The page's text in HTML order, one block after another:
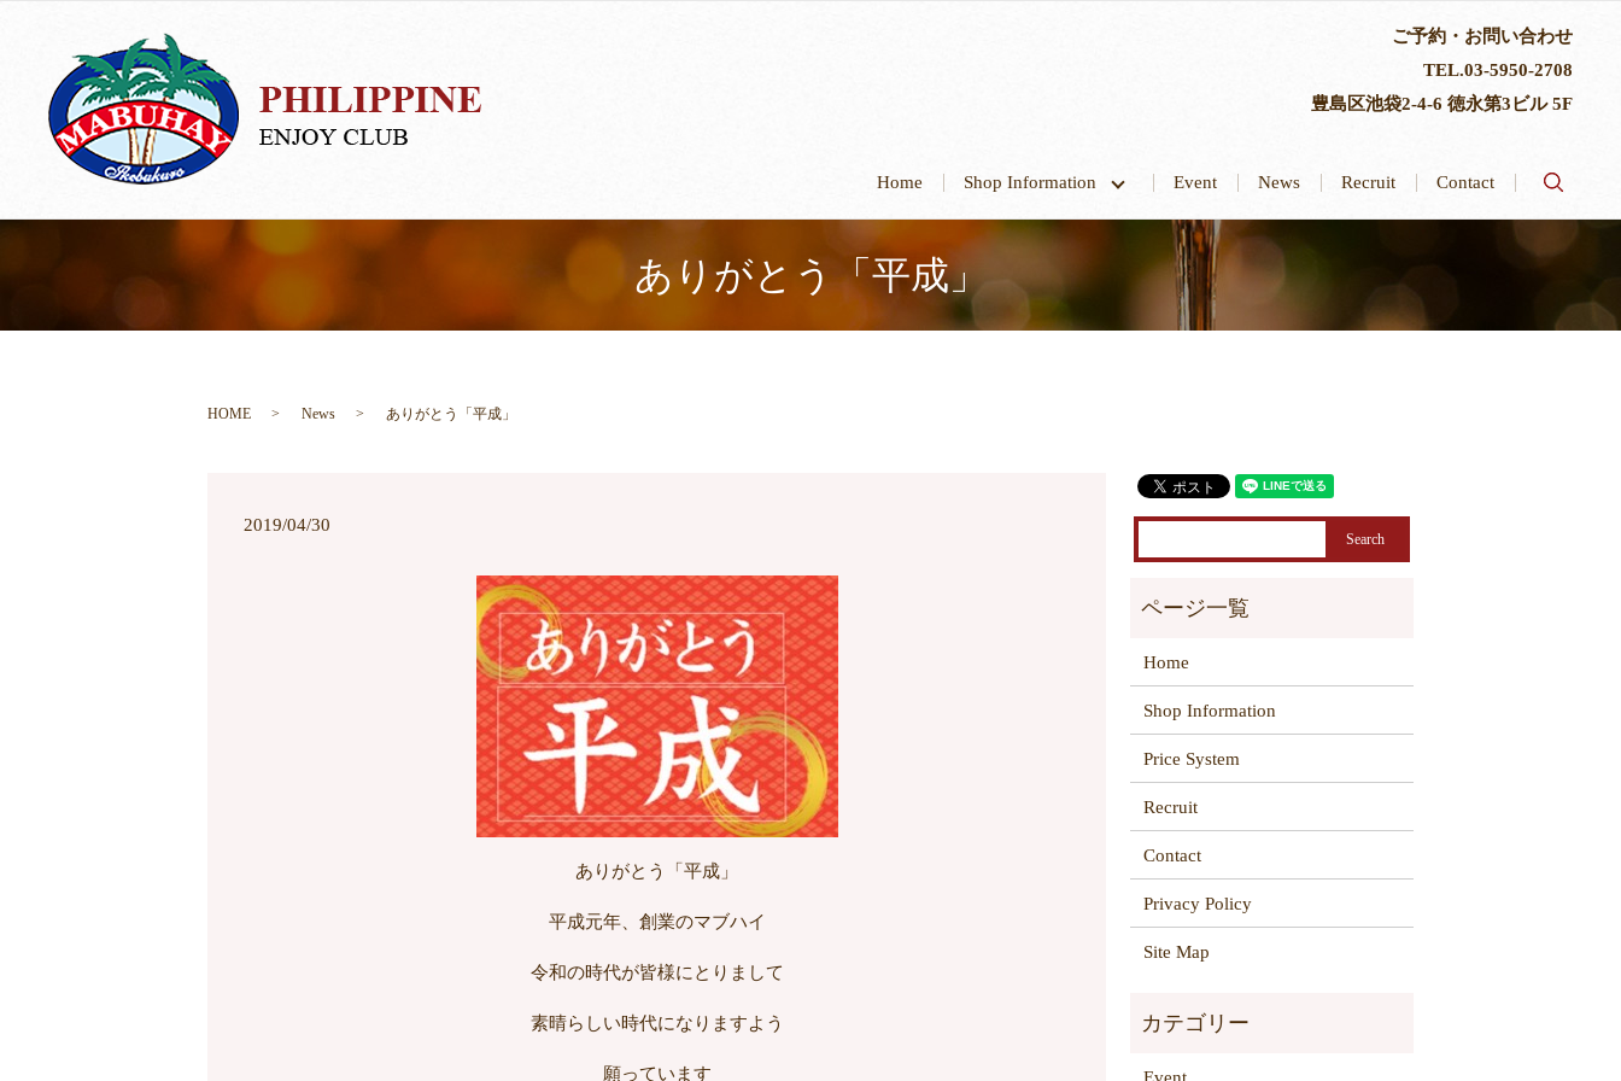
ご予約・お問い合わせ
TEL.03-5950-2708
豊島区池袋2-4-6 徳永第3ビル 5F
Home Shop Information Event News Recruit Contact
ありがとう「平成」
HOME News ありがとう「平成」
2019/04/30
ありがとう「平成」
平成元年、創業のマブハイ
令和の時代が皆様にとりまして
素晴らしい時代になりますよう
願っています
Home
Shop Information
Price System
Recruit
Contact
Privacy Policy
Site Map
Event